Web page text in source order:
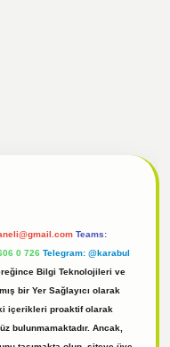
Teams:
0 726 Telegram: @karabul
Bilgi Teknolojileri ve
bir Yer Sağlayıcı olarak
içerikleri proaktif olarak
bulunmamaktadır. Ancak,